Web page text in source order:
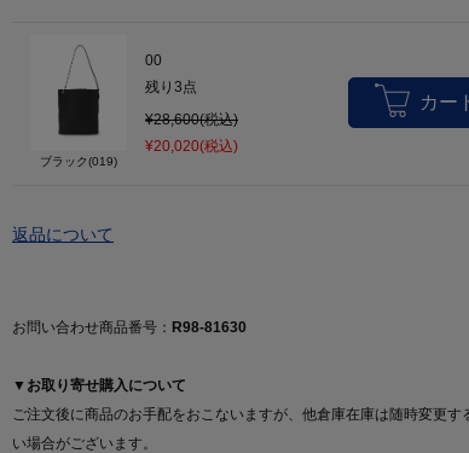
ブラック(019)
00
残り 3点
¥28,600(税込)
¥20,020(税込)
返品について
お問い合わせ商品番号： R98-81630
▼お取り寄せ購入について
ご注文後に商品のお手配をおこないますが、他倉庫在庫は随時変更
い場合がございます。